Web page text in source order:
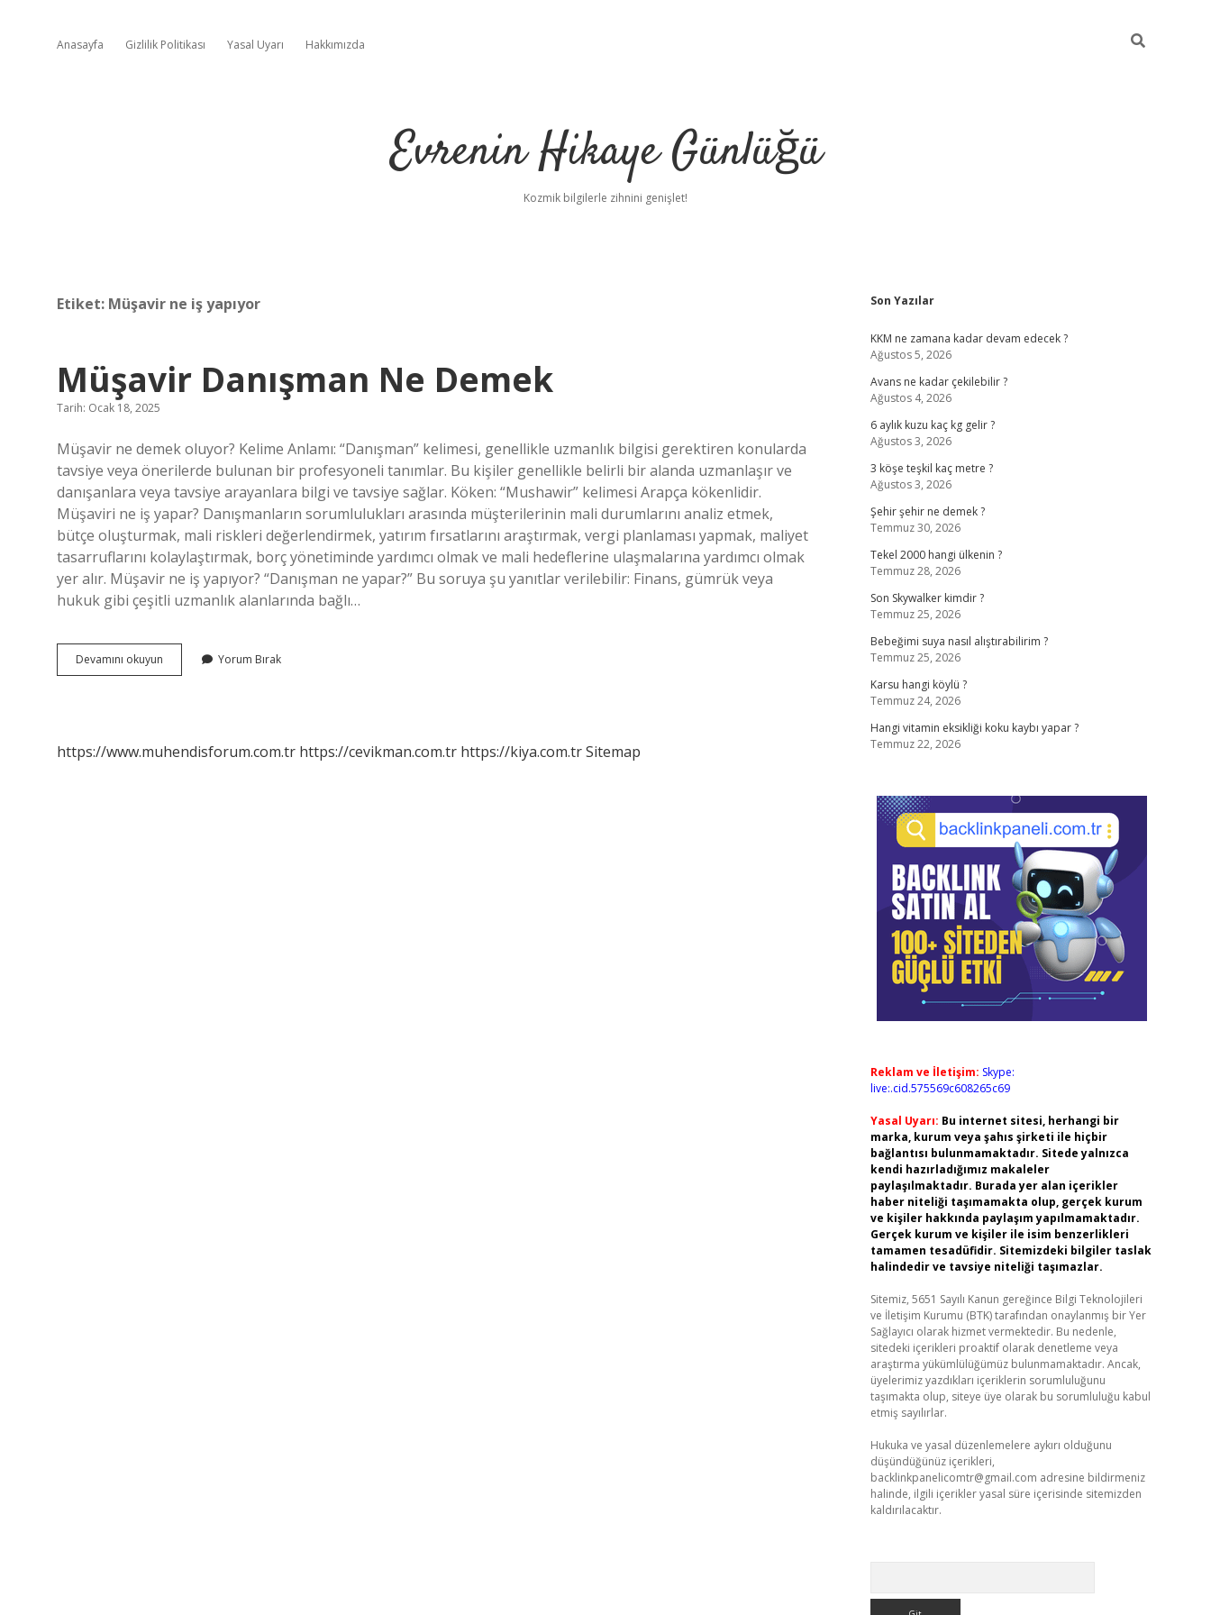
Anasayfa Gizlilik Politikası Yasal Uyarı Hakkımızda
Evrenin Hikaye Günlüğü
Kozmik bilgilerle zihnini genişlet!
Etiket: Müşavir ne iş yapıyor
Müşavir Danışman Ne Demek
Tarih: Ocak 18, 2025
Müşavir ne demek oluyor? Kelime Anlamı: “Danışman” kelimesi, genellikle uzmanlık bilgisi gerektiren konularda
tavsiye veya önerilerde bulunan bir profesyoneli tanımlar. Bu kişiler genellikle belirli bir alanda uzmanlaşır ve
danışanlara veya tavsiye arayanlara bilgi ve tavsiye sağlar. Köken: “Mushawir” kelimesi Arapça kökenlidir.
Müşaviri ne iş yapar? Danışmanların sorumlulukları arasında müşterilerinin mali durumlarını analiz etmek,
bütçe oluşturmak, mali riskleri değerlendirmek, yatırım fırsatlarını araştırmak, vergi planlaması yapmak, maliyet
tasarruflarını kolaylaştırmak, borç yönetiminde yardımcı olmak ve mali hedeflerine ulaşmalarına yardımcı olmak
yer alır. Müşavir ne iş yapıyor? “Danışman ne yapar?” Bu soruya şu yanıtlar verilebilir: Finans, gümrük veya
hukuk gibi çeşitli uzmanlık alanlarında bağlı…
Devamını okuyun
Danışman
Yorum Bırak
https://www.muhendisforum.com.tr https://cevikman.com.tr https://kiya.com.trSitemap
Sidebar
Son Yazılar
KKM ne zamana kadar devam edecek ?
Ağustos 5, 2026
Avans ne kadar çekilebilir ?
Ağustos 4, 2026
6 aylık kuzu kaç kg gelir ?
Ağustos 3, 2026
3 köşe teşkil kaç metre ?
Ağustos 3, 2026
Şehir şehir ne demek ?
Temmuz 30, 2026
Tekel 2000 hangi ülkenin ?
Temmuz 28, 2026
Son Skywalker kimdir ?
Temmuz 25, 2026
Bebeğimi suya nasıl alıştırabilirim ?
Temmuz 25, 2026
Karsu hangi köylü ?
Temmuz 24, 2026
Hangi vitamin eksikliği koku kaybı yapar ?
Temmuz 22, 2026
Reklam ve İletişim: Skype:
live:.cid.575569c608265c69
Yasal Uyarı: Bu internet sitesi, herhangi bir
marka, kurum veya şahıs şirketi ile hiçbir
bağlantısı bulunmamaktadır. Sitede yalnızca
kendi hazırladığımız makaleler
paylaşılmaktadır. Burada yer alan içerikler
haber niteliği taşımamakta olup, gerçek kurum
ve kişiler hakkında paylaşım yapılmamaktadır.
Gerçek kurum ve kişiler ile isim benzerlikleri
tamamen tesadüfidir. Sitemizdeki bilgiler taslak
halindedir ve tavsiye niteliği taşımazlar.
Sitemiz, 5651 Sayılı Kanun gereğince Bilgi Teknolojileri
ve İletişim Kurumu (BTK) tarafından onaylanmış bir Yer
Sağlayıcı olarak hizmet vermektedir. Bu nedenle,
sitedeki içerikleri proaktif olarak denetleme veya
araştırma yükümlülüğümüz bulunmamaktadır. Ancak,
üyelerimiz yazdıkları içeriklerin sorumluluğunu
taşımakta olup, siteye üye olarak bu sorumluluğu kabul
etmiş sayılırlar.
Hukuka ve yasal düzenlemelere aykırı olduğunu
düşündüğünüz içerikleri,
backlinkpanelicomtr@gmail.com adresine bildirmeniz
halinde, ilgili içerikler yasal süre içerisinde sitemizden
kaldırılacaktır.